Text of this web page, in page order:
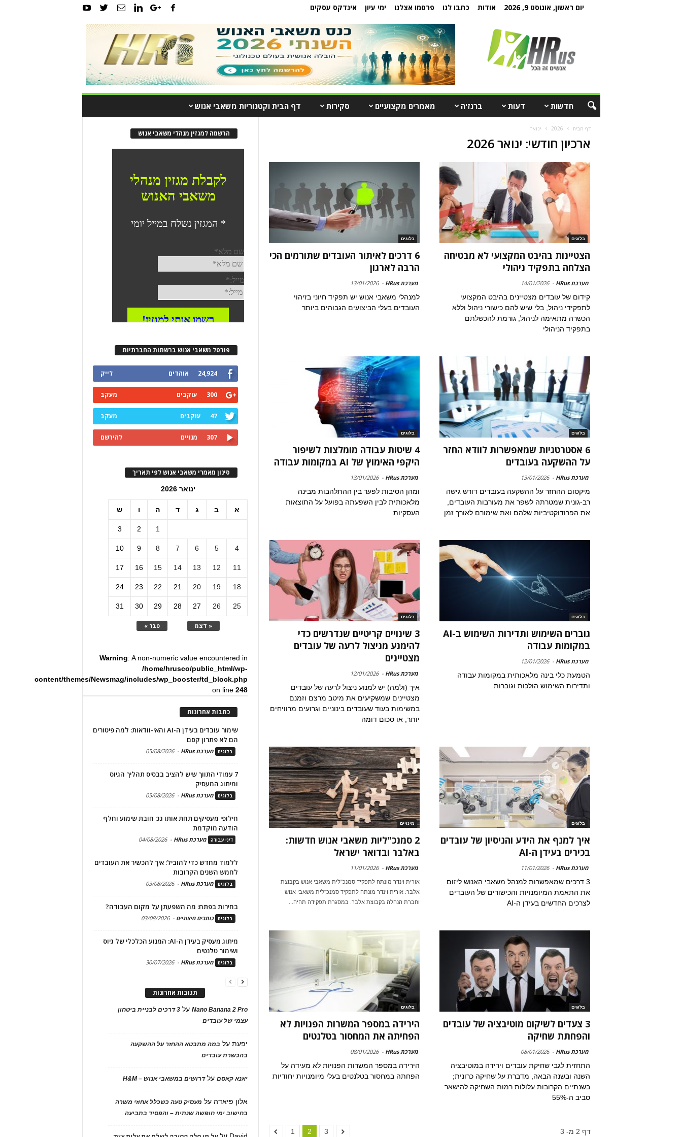
יום ראשון, אוגוסט 9, 2026 אודות כתבו לנו פרסמו אצלנו ימי עיון אינדקס עסקים
חדשות דעות ברנז'ה מאמרים מקצועיים סקירות דף הבית וקטגוריות משאבי אנוש
דף הבית 2026 ינואר
ארכיון חודשי: ינואר 2026
בלוגים
הצטיינות בהיבט המקצועי לא מבטיחה
הצלחה בתפקיד ניהולי
מערכת HRus -
14/01/2026
קידום של עובדים מצטיינים בהיבט המקצועי
לתפקידי ניהול, בלי שיש להם כישורי ניהול וללא
הכשרה מתאימה לניהול, גורמת להכשלתם
בתפקיד הניהולי
בלוגים
6 דרכים לאיתור העובדים שתורמים הכי
הרבה לארגון
מערכת HRus -
13/01/2026
למנהלי משאבי אנוש יש תפקיד חיוני בזיהוי
העובדים בעלי הביצועים הגבוהים ביותר
בלוגים
6 אסטרטגיות שמאפשרות לוודא החזר
על ההשקעה בעובדים
מערכת HRus -
13/01/2026
מיקסום ההחזר על ההשקעה בעובדים דורש גישה
רב-גונית שמטרתה לשפר את מעורבות העובדים,
את הפרודוקטיביות שלהם ואת שימורם לאורך זמן
בלוגים
4 שיטות עבודה מומלצות לשיפור
היקפי האימוץ של AI במקומות עבודה
מערכת HRus -
13/01/2026
ומהן הסיבות לפער בין ההתלהבות מבינה
מלאכותית לבין השפעתה בפועל על התוצאות
העסקיות
בלוגים
גוברים השימוש ותדירות השימוש ב-AI
במקומות עבודה
מערכת HRus -
12/01/2026
הטמעת כלי בינה מלאכותית במקומות עבודה
ותדירות השימוש הולכות וגוברות
בלוגים
3 שינויים קריטיים שנדרשים כדי
להימנע מניצול לרעה של עובדים
מצטיינים
מערכת HRus -
12/01/2026
איך (ולמה) יש למנוע ניצול לרעה של עובדים
מצטיינים שמשקיעים את מיטב מרצם וזמנם
במשימות בעוד שעובדים בינוניים וגרועים מרוויחים
יותר, או סכום דומה
בלוגים
איך למנף את הידע והניסיון של עובדים
בכירים בעידן ה-AI
מערכת HRus -
11/01/2026
3 דרכים שמאפשרות למנהל משאבי האנוש ליזום
את התאמת המיומנויות והכישורים של העובדים
לצרכים החדשים בעידן ה-AI
מינויים
2 סמנכ"ליות משאבי אנוש חדשות:
באלבר ובדואר ישראל
מערכת HRus -
11/01/2026
אורית וינדר מונתה לתפקיד סמנכ"לית משאבי אנוש בקבוצת
אלבר: אורית וינדר מונתה לתפקיד סמנכ"לית משאבי אנוש
וחברת הנהלה בקבוצת אלבר. במסגרת תפקידה תהיה...
בלוגים
3 צעדים לשיקום מוטיבציה של עובדים
והפחתת שחיקה
מערכת HRus -
08/01/2026
התחזית לגבי שחיקת עובדים וירידה במוטיבציה
השנה ובשנה הבאה, מדברת על שחיקה כרונית;
בשנתיים הקרובות עלולות רמות השחיקה להישאר
סביב ה-55%
בלוגים
הירידה במספר המשרות הפנויות לא
הפחיתה את המחסור בטלנטים
מערכת HRus -
08/01/2026
הירידה במספר המשרות הפנויות לא מעידה על
הפחתה במחסור בטלנטים בעלי מיומנויות יחודיות
1 2 3 דף 2 מ- 3
הרשמה למגזין מנהלי משאבי אנוש
פורטל משאבי אנוש ברשתות החברתיות
24,924 אוהדים לייק
300 עוקבים מעקב
47 עוקבים מעקב
307 מנויים להירשם
סינון מאמרי משאבי אנוש לפי תאריך
ינואר 2026
א ב ג ד ה ו ש
« דצמ פבר »
1
2
3
4
5
6
7
8
9
10
11
12
13
14
15
16
17
18
19
20
21
22
23
24
25
26
27
28
29
30
31
Warning: A non-numeric value encountered in
/home/hrusco/public_html/wp-
content/themes/Newsmag/includes/wp_booster/td_block.php
on line248
כתבות אחרונות
שימור עובדים בעידן ה-AI והאי-וודאות: למה פיטורים
הם לא פתרון קסם
בלוגים מערכת HRus -
05/08/2026
7 עמודי התווך שיש להציב בבסיס תהליך הגיוס
ומיתוג המעסיק
בלוגים מערכת HRus -
05/08/2026
חילופי מעסיקים תחת אותו גג: חובת שימוע וחלף
הודעה מוקדמת
דיני עבודה מערכת HRus -
04/08/2026
ללמוד מחדש כדי להוביל: איך להכשיר את העובדים
לחמש השנים הקרובות
בלוגים מערכת HRus -
03/08/2026
בחירות בפתח: מה השפעתן על מקום העבודה?
בלוגים כותבים חיצוניים -
03/08/2026
מיתוג מעסיק בעידן ה-AI: המנוע הכלכלי של גיוס
ושימור טלנטים
בלוגים מערכת HRus -
30/07/2026
תגובות אחרונות
Nano Banana 2 Proעל
3 דרכים לבניית ביטחון
עצמי של עובדים
יפעתעל במה מתבטא ההחזר על ההשקעה
בהכשרת עובדים
יאנא קאסםעלדרושים במשאבי אנוש – H&M
אלון פיאדה על מעסיק טעה כשכלל אחוזי משרה
בחישוב ימי חופשה שנתית – והפסיד בתביעה